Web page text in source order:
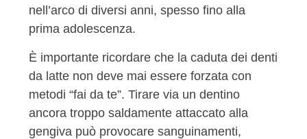
nell’arco di diversi anni, spesso fino alla
prima adolescenza.
È importante ricordare che la caduta dei denti
da latte non deve mai essere forzata con
metodi “fai da te”. Tirare via un dentino
ancora troppo saldamente attaccato alla
gengiva può provocare sanguinamenti,